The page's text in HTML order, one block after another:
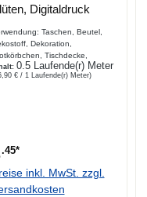
Digitaldruck
Taschen, Beutel,
Dekoration,
Tischdecke,
Hundekissen,
Stuhl, Sofaabdeckung
0.5 Laufende(r) Meter
€ / 1 Laufende(r) Meter)
.45*
inkl. MwSt. zzgl.